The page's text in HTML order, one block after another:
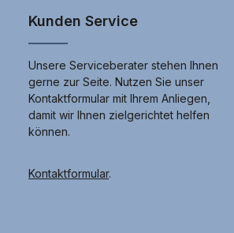
Kunden Service
Unsere Serviceberater stehen Ihnen
gerne zur Seite. Nutzen Sie unser
Kontaktformular mit Ihrem Anliegen,
damit wir Ihnen zielgerichtet helfen
können.
Kontaktformular.